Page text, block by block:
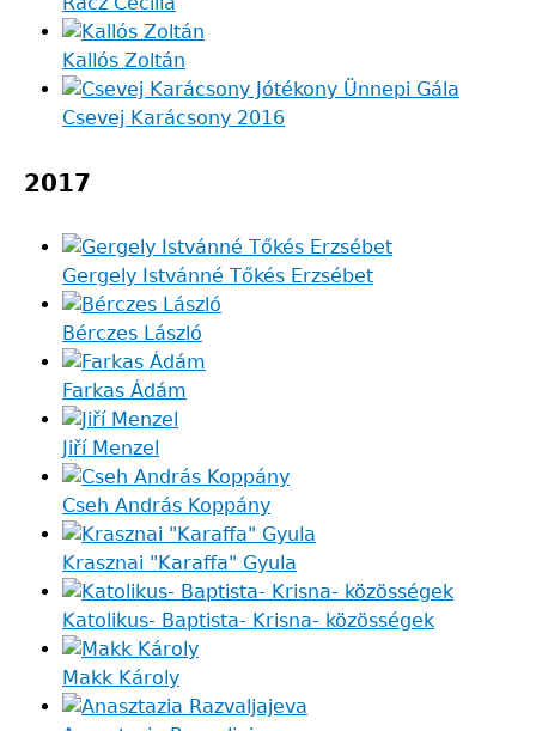
Kallós Zoltán
Csevej Karácsony 2016
2017
Gergely Istvánné Tőkés Erzsébet
Bérczes László
Farkas Ádám
Jiří Menzel
Cseh András Koppány
Krasznai "Karaffa" Gyula
Katolikus- Baptista- Krisna- közösségek
Makk Károly